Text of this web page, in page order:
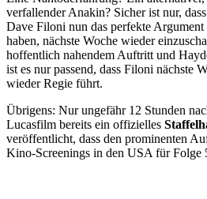
verfallender Anakin? Sicher ist nur,
Dave Filoni nun das perfekte Argument
haben, nächste Woche wieder
hoffentlich nahendem Auftritt und
ist es nur passend, dass Filoni nächste
wieder Regie führt.
Übrigens: Nur ungefähr 12 Stunden
Lucasfilm bereits ein offizielles
veröffentlicht, dass den prominenten
Kino-Screenings in den USA für Folge